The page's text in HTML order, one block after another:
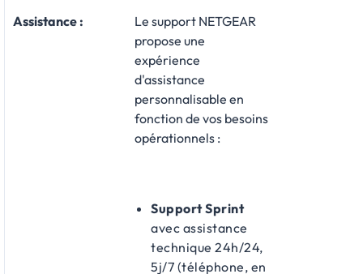
Assistance :
Le support NETGEAR
propose une
expérience
d'assistance
personnalisable en
fonction de vos besoins
opérationnels :​
Support Sprint
avec assistance
technique 24h/24,
5j/7 (téléphone, en